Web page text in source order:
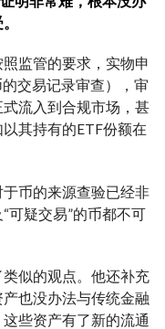
监管的要求，实物申
交易记录审查），审
流入到合规市场，甚
其持有的ETF份额在
币的来源查验已经非
可疑交易”的币都不可
似的观点。他还补充
也没办法与传统金融
些资产有了新的流通